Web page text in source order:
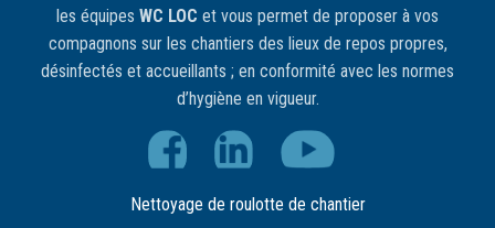
les équipes WC LOC et vous permet de proposer à vos
compagnons sur les chantiers des lieux de repos propres,
désinfectés et accueillants ; en conformité avec les normes
d’hygiène en vigueur.
Nettoyage de roulotte de chantier